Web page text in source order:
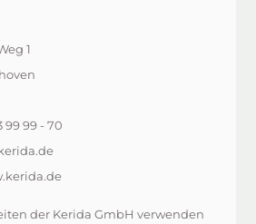
1
99 99 - 70
der Kerida GmbH verwenden